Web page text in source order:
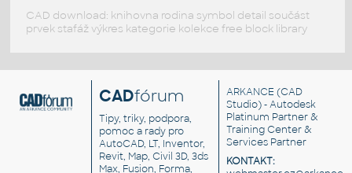
CAD download: knihovna rodina symbol detail součást
prvek stafáž výkres kategorie kolekce free block library
CADfórum
Tipy, triky, podpora,
pomoc a rady pro
AutoCAD, LT, Inventor,
Revit, Map, Civil 3D, 3ds
Max, Fusion, Forma,
ARKANCE (CAD
Studio) - Autodesk
Platinum Partner &
Training Center &
Services Partner
KONTAKT: